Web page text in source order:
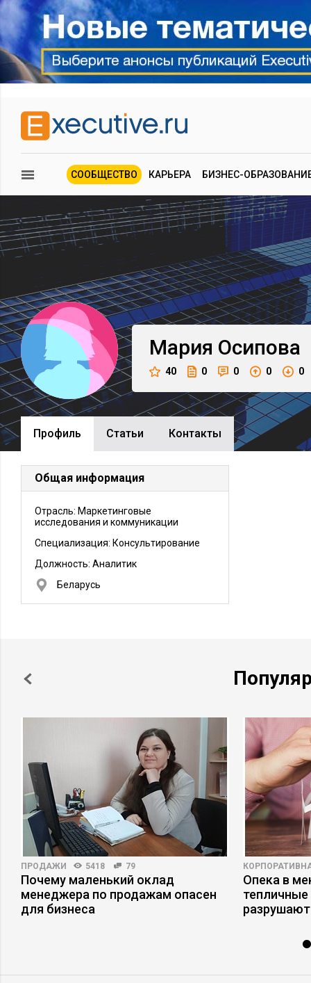
СООБЩЕСТВО КАРЬЕРА БИЗНЕС-
Мария Осипова
40 0 0 0 0
Профиль Cтатьи Контакты
Общая информация
Отрасль: Маркетинговые
исследования и коммуникации
Специализация: Консультирование
Должность: Аналитик
Беларусь
ПРОДАЖИ 5418 79
Почему маленький оклад
менеджера по продажам опасен
для бизнеса
Опека в